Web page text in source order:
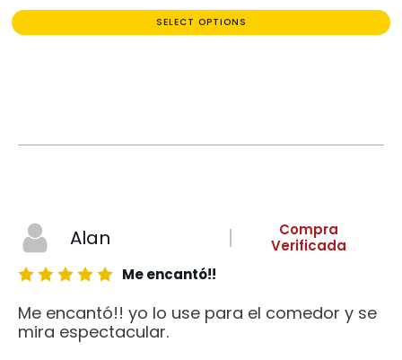
SELECT OPTIONS
Alan
Compra
Verificada
Me encantó!!
Me encantó!! yo lo use para el comedor y se
mira espectacular.